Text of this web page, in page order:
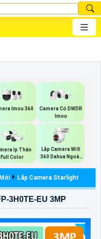
Imou 360
Camera Có DWDR
Imou
Ip Thân
Full Color
Lắp Camera Wifi
360 Dahua Ngoài
Trời
Lắp Camera Starlight
3H0TE-EU 3MP